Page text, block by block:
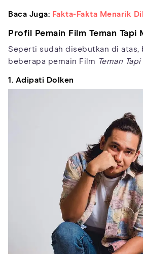
Baca Juga: Fakta-Fakta Menarik
Profil Pemain Film Teman Tapi
Seperti sudah disebutkan di atas,
beberapa pemain Film Teman
1. Adipati Dolken